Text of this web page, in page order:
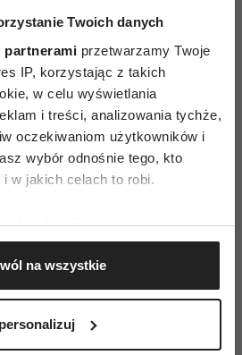
Twoich danych
partnerami przetwarzamy Twoje
IP, korzystając z takich
w celu wyświetlania
i treści, analizowania tychże,
oczekiwaniom użytkowników i
wybór odnośnie tego, kto
w jakich celach to robi.
chcielibyśmy również:
dotyczące Twojej lokalizacji
nawet do kilku metrów
urządzenie, aktywnie
wirtualny odcisk palca)
na wszystkie
płaci, a druga nie
komfortowo, nie umie jednak
czuje się obciążona, ale
mówić;
osoba lepiej sytuowana
dyskomfortu, np.
drogim prezentem bywa
kogoś, kto nie może się
zamieszkania tym
wspólnie